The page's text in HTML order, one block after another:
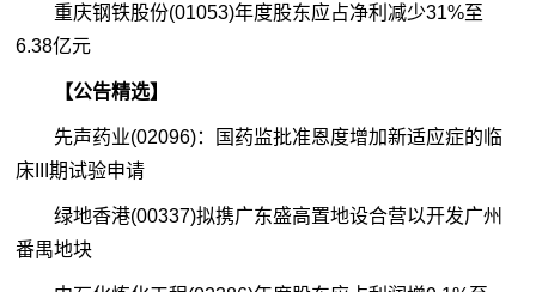
重庆钢铁股份(01053)年度股东应占净利减少31%至
6.38亿元
【公告精选】
先声药业(02096)：国药监批准恩度增加新适应症的临
床III期试验申请
绿地香港(00337)拟携广东盛高置地设合营以开发广州
番禺地块